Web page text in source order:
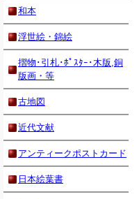
和本
浮世絵・錦絵
摺物･引札･ﾎﾟｽﾀｰ･木版,銅
版画・等
古地図
近代文献
アンティークポストカード
日本絵葉書